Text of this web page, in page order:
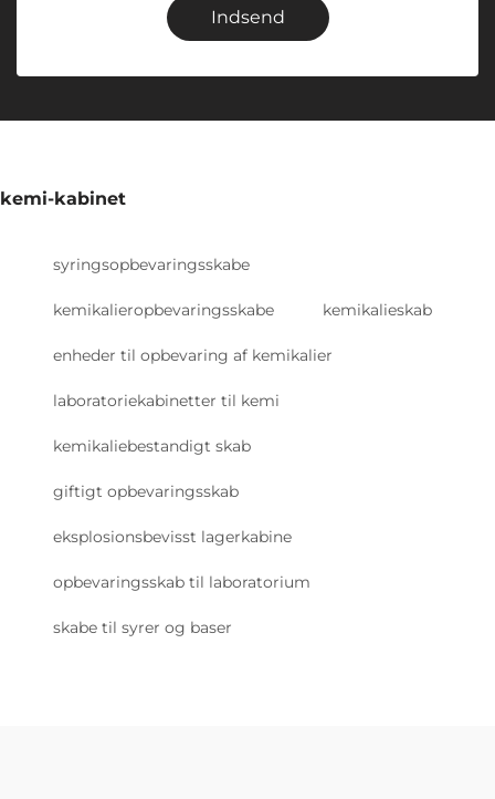
Indsend
kemi-kabinet
syringsopbevaringsskabe
kemikalieropbevaringsskabe kemikalieskab
enheder til opbevaring af kemikalier
laboratoriekabinetter til kemi
kemikaliebestandigt skab
giftigt opbevaringsskab
eksplosionsbevisst lagerkabine
opbevaringsskab til laboratorium
skabe til syrer og baser